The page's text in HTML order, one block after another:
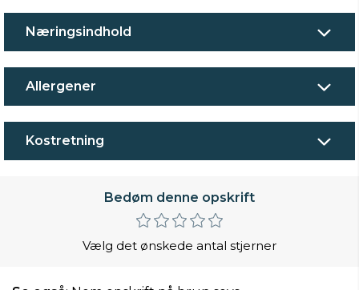
Næringsindhold
Allergener
Kostretning
Bedøm denne opskrift
Vælg det ønskede antal stjerner